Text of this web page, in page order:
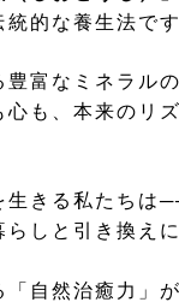
的な養生法です
豊富なミネラル
心も、本来のリ
生きる私たちは
らしと引き換え
自然治癒力」